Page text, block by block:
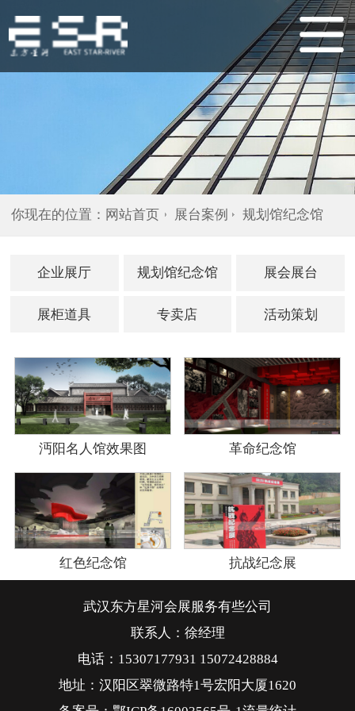
你现在的位置： 网站首页 展台案例 规划馆纪念馆
企业展厅 规划馆纪念馆 展会展台
展柜道具 专卖店 活动策划
沔阳名人馆效果图 革命纪念馆
红色纪念馆 抗战纪念展
武汉东方星河会展服务有些公司
联系人：徐经理
电话：15307177931 15072428884
地址：汉阳区翠微路特1号宏阳大厦1620